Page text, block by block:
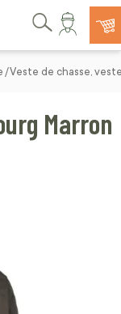
Rechercher
Veste de chasse,
Marron